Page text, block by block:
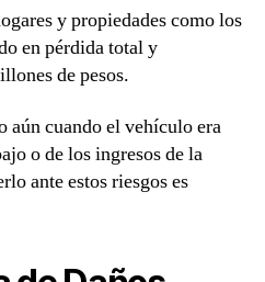
y propiedades como los
en pérdida total y
de pesos.
aún cuando el vehículo era
o de los ingresos de la
ante estos riesgos es